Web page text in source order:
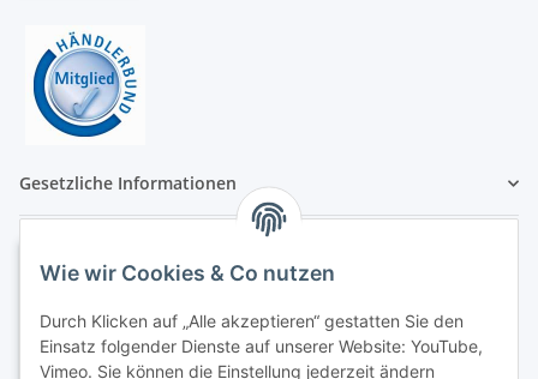
Gesetzliche Informationen
Wie wir Cookies & Co nutzen
Durch Klicken auf „Alle akzeptieren“ gestatten Sie den
Einsatz folgender Dienste auf unserer Website: YouTube,
Vimeo. Sie können die Einstellung jederzeit ändern